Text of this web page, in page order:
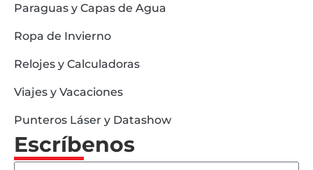
Paraguas y Capas de Agua
Ropa de Invierno
Relojes y Calculadoras
Viajes y Vacaciones
Punteros Láser y Datashow
Escríbenos